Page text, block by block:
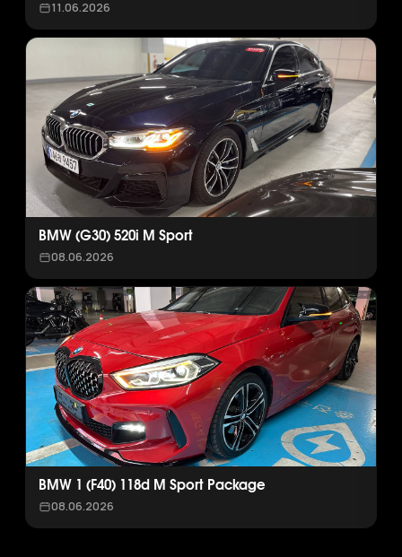
11.06.2026
BMW (G30) 520i M Sport
08.06.2026
BMW 1 (F40) 118d M Sport Package
08.06.2026